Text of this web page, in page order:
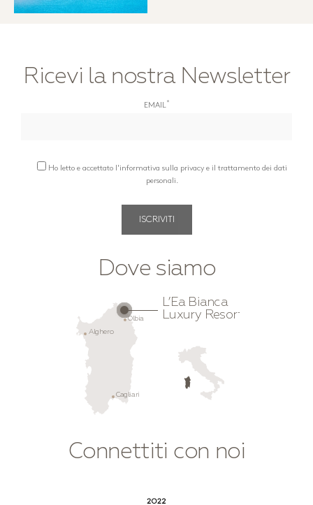
Ricevi la nostra Newsletter
EMAIL*
Ho letto e accettato l'informativa sulla privacy e il trattamento dei dati
personali.
Dove siamo
Alghero
Cagliari
Olbia
L’Ea Bianca
Luxury Resort
Connettiti con noi